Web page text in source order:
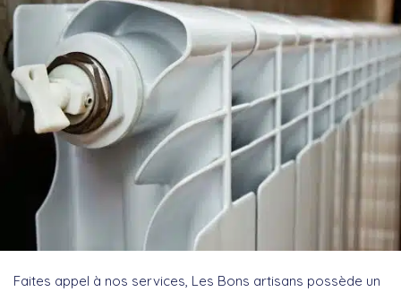
Faites appel à nos services, Les Bons artisans possède un